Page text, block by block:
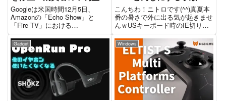
なる子供じみた喧嘩は止め
ろｗ
Googleは米国時間12月5日、
Amazonの「Echo Show」と
「Fire TV」における
止すると述べた。source : CNET
Japan『Chromecast』『Google
Home』を...
こんちわ！ニトロです(^^)真夏本
番の暑さで外に出る気が起きませ
んｗUSキーボード時のIE切り替
忘録ですｗ忘れた時にブログに書
いておくと再設定する際に重宝し
ますｗなにがしたいのか？僕は
USキーボードのシンプルな...
Gadget Windows